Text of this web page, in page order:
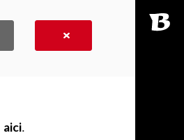
aici․